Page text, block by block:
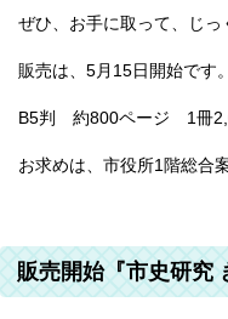
ぜひ、お手に取って、じっ
販売は、5月15日開始です。
B5判 約800ページ 1冊
お求めは、市役所1階総合
販売開始『市史研究